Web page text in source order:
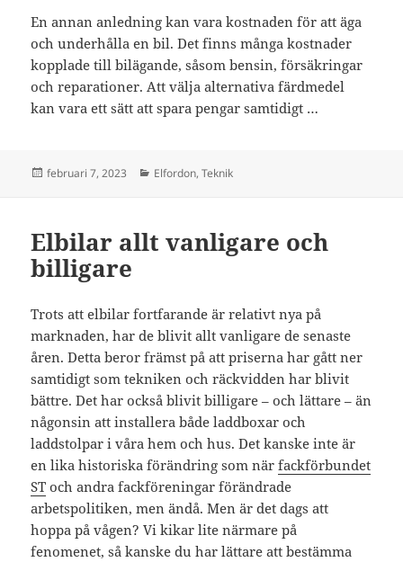
En annan anledning kan vara kostnaden för att äga
och underhålla en bil. Det finns många kostnader
kopplade till bilägande, såsom bensin, försäkringar
och reparationer. Att välja alternativa färdmedel
kan vara ett sätt att spara pengar samtidigt …
Postat
februari 7, 2023 Kategorier
Elfordon,Teknik
Elbilar allt vanligare och
billigare
Trots att elbilar fortfarande är relativt nya på
marknaden, har de blivit allt vanligare de senaste
åren. Detta beror främst på att priserna har gått ner
samtidigt som tekniken och räckvidden har blivit
bättre. Det har också blivit billigare – och lättare – än
någonsin att installera både laddboxar och
laddstolpar i våra hem och hus. Det kanske inte är
en lika historiska förändring som närfackförbundet
ST och andra fackföreningar förändrade
arbetspolitiken, men ändå. Men är det dags att
hoppa på vågen? Vi kikar lite närmare på
fenomenet, så kanske du har lättare att bestämma